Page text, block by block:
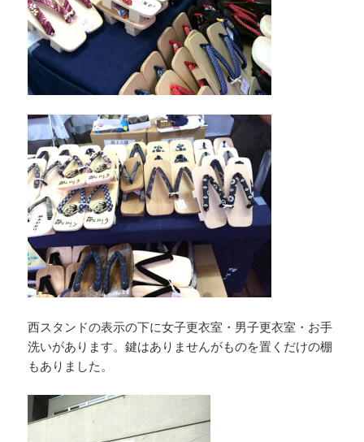
西スタンドの表示の下に女子更衣室・男子更衣室・お手
洗いがあります。鍵はありませんがものを置くだけの棚
もありました。